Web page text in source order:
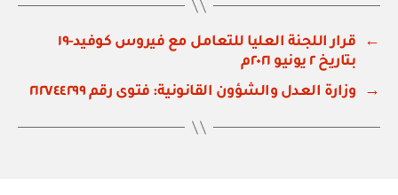
←
قرار اللجنة العليا للتعامل مع فيروس كوفيد-١٩
بتاريخ ٢ يونيو ٢٠٢١م
→
وزارة العدل والشؤون القانونية: فتوى رقم ٢١٢٧٤٤٢٩٩